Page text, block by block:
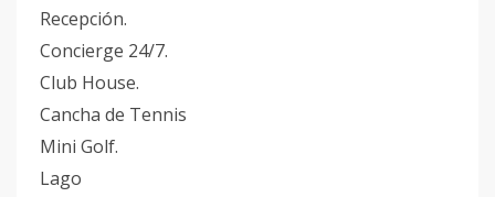
Recepción.
Concierge 24/7.
Club House.
Cancha de Tennis
Mini Golf.
Lago